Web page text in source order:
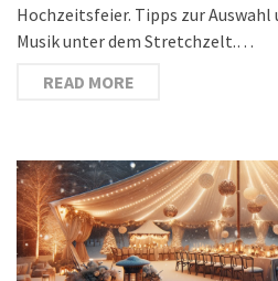
Hochzeitsfeier. Tipps zur
Musik unter dem Stretchzelt.…
READ MORE